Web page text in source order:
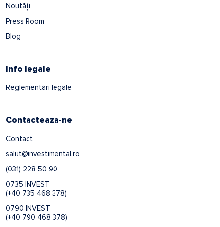
Noutăți
Press Room
Blog
Info legale
Reglementări legale
Contacteaza-ne
Contact
salut@investimental.ro
(031) 228 50 90
0735 INVEST
(+40 735 468 378)
0790 INVEST
(+40 790 468 378)